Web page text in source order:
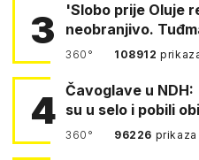
3
'Slobo prije Oluje
neobranjivo.
360° 108912
4 Čavoglave u
su u selo i pobili
360° 96226 prikaza